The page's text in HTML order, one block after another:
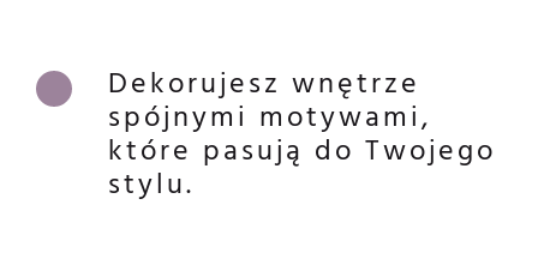
Dekorujesz wnętrze
spójnymi motywami,
które pasują do Twojego
stylu.